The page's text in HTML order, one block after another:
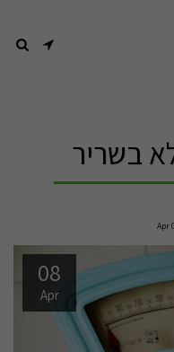
בשריר
Apr
08
Apr